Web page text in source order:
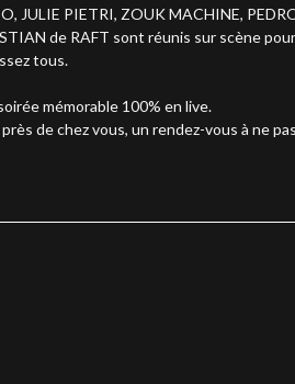
JULIE PIETRI, ZOUK MACHINE,
de RAFT sont réunis sur scène
tous.
mémorable 100% en live.
de chez vous, un rendez-vous à ne